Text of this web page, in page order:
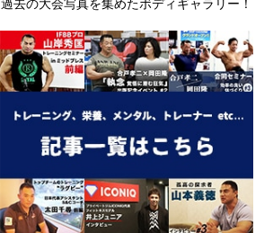
過去の大会写真を集めたボディギャラリー！